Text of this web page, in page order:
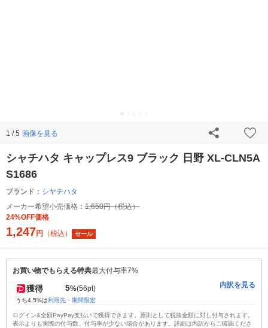
1 / 5 画像を見る
シャチハタ キャップレス9 ブラック 日野 XL-CLN5A
S1686
ブランド： シヤチハタ
メーカー希望小売価格： 1,650円（税込）
24%OFF価格
1,247円 （税込） セール
お買い物でもらえる特典最大付与率7%
獲得 5%(56pt)
うち4.5%は利用先・期間限定
内訳を見る
ログイン&全額PayPay支払いで獲得できます。原則として税抜金額に対し付与されます。
表示よりも実際の付与数、付与率が少ない場合があります。詳細は内訳からご確認くださ